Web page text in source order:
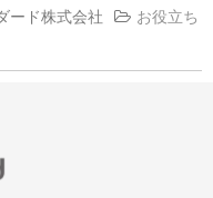
ード株式会社
お役立ち